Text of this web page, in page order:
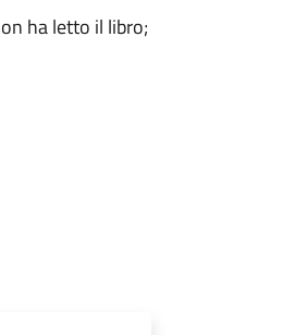
ha letto il libro;